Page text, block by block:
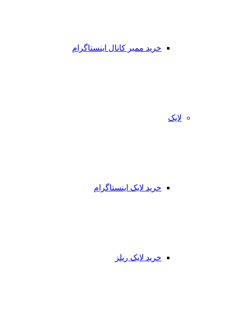
خرید ممبر کانال اینستاگرام
لایک
خرید لایک اینستاگرام
خرید لایک ریلز